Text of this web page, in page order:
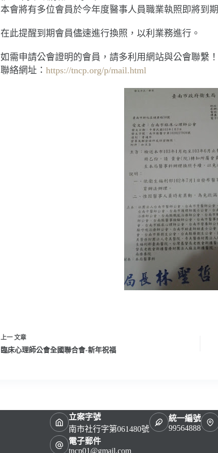
本會將有多位會員於今年度醫事人員職業執照即將到期
在此提醒到期會員儘速進行換照，以利業務進行。
如需申請公會證明的會員，請多利用網站與公會聯繫！
聯絡網址： https://tncp.org/p/mail.html
上一 文章
臨床心理師公會全國聯合會-新年祝福
立案字號
南市社行字第061480號
統一編號
99564888
電子郵件
tncp01@gmail.com